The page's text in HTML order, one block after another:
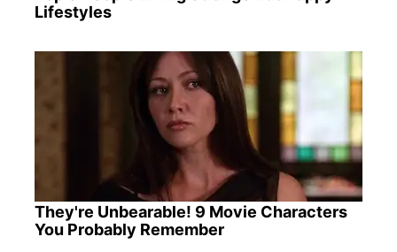
Lifestyles
They're Unbearable! 9 Movie Characters
You Probably Remember